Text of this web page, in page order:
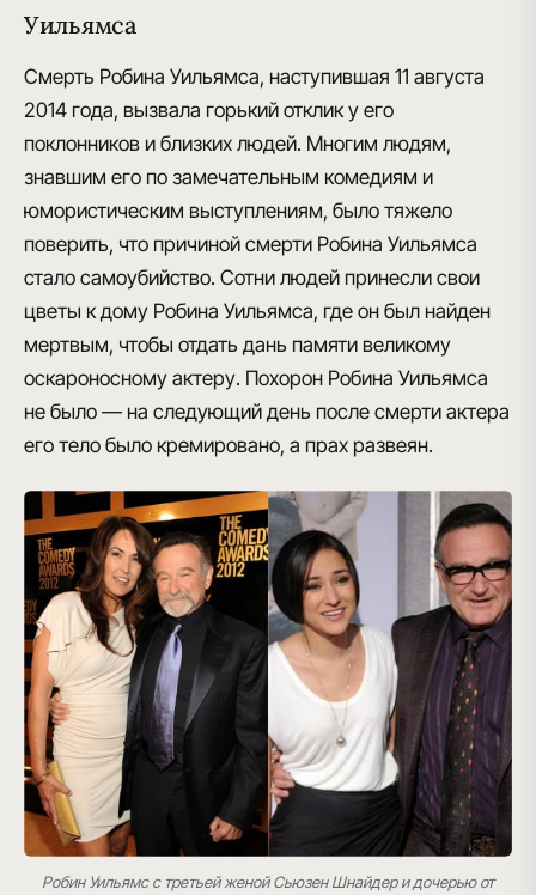
Уильямса
Смерть Робина Уильямса, наступившая 11 августа
2014 года, вызвала горький отклик у его
поклонников и близких людей. Многим людям,
знавшим его по замечательным комедиям и
юмористическим выступлениям, было тяжело
поверить, что причиной смерти Робина Уильямса
стало самоубийство. Сотни людей принесли свои
цветы к дому Робина Уильямса, где он был найден
мертвым, чтобы отдать дань памяти великому
оскароносному актеру. Похорон Робина Уильямса
не было — на следующий день после смерти актера
его тело было кремировано, а прах развеян.
Робин Уильямс с третьей женой Сьюзен Шнайдер и дочерью от